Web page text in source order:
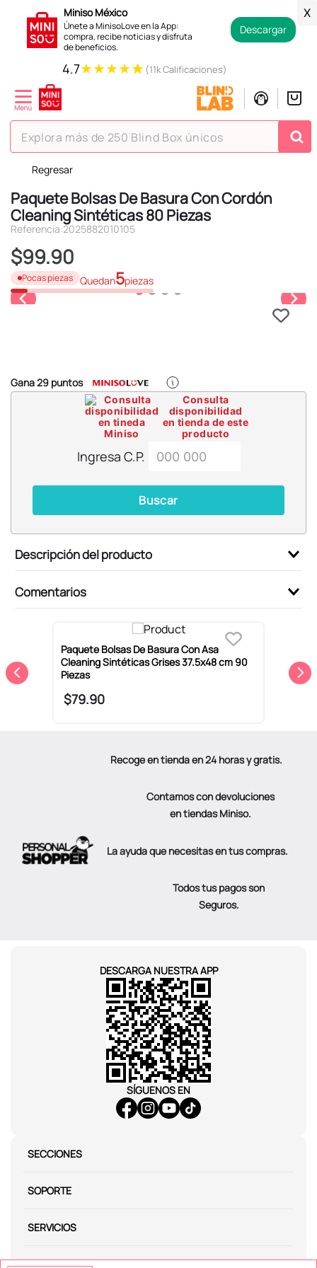
Miniso México
Únete a MinisoLove en la App:
compra, recibe noticias y disfruta
de beneficios.
Descargar
X
4.7★★★★★ (11k Calificaciones)
Explora más de 250 Blind Box únicos
Regresar
Paquete Bolsas De Basura Con Cordón
Cleaning Sintéticas 80 Piezas
Referencia:2025882010105
$99.90
Pocas piezas Quedan5piezas
Gana29 puntos
Consulta
disponibilidad
en tienda de este
producto
Ingresa C.P.
Buscar
Descripción del producto
Comentarios
Paquete Bolsas De Basura Con Asa
Cleaning Sintéticas Grises 37.5x48 cm 90
Piezas
$79.90
Recoge en tienda en 24 horas y gratis.
Contamos con devoluciones
en tiendas Miniso.
La ayuda que necesitas en tus compras.
Todos tus pagos son
Seguros.
DESCARGA NUESTRA APP
SÍGUENOS EN
SECCIONES
SOPORTE
SERVICIOS
NOSOTROS
TÉRMINOS MÁS BUSCADOS
1.
hello kitty
2.
spiderman
3
peluche
4.
osito cariñosito
5.
llaveros
9.
chiikawas